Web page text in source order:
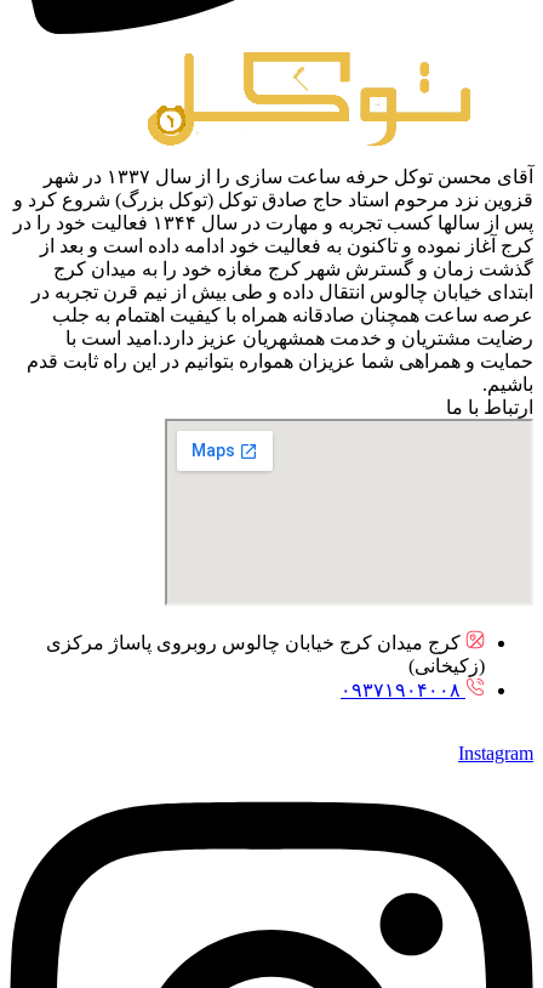
آقای محسن توکل حرفه ساعت سازی را از سال ۱۳۳۷ در شهر
قزوین نزد مرحوم استاد حاج صادق توکل (توکل بزرگ) شروع کرد و
پس از سالها کسب تجربه و مهارت در سال ۱۳۴۴ فعالیت خود را در
کرج آغاز نموده و تاکنون به فعالیت خود ادامه داده است و بعد از
گذشت زمان و گسترش شهر کرج مغازه خود را به میدان کرج
ابتدای خیابان چالوس انتقال داده و طی بیش از نیم قرن تجربه در
عرصه ساعت همچنان صادقانه همراه با کیفیت اهتمام به جلب
رضایت مشتریان و خدمت همشهریان عزیز دارد.امید است با
حمایت و همراهی شما عزیزان همواره بتوانیم در این راه ثابت قدم
باشیم.
ارتباط با ما
کرج میدان کرج خیابان چالوس روبروی پاساژ مرکزی
(زکیخانی)
۰۹۳۷۱۹۰۴۰۰۸
Instagram